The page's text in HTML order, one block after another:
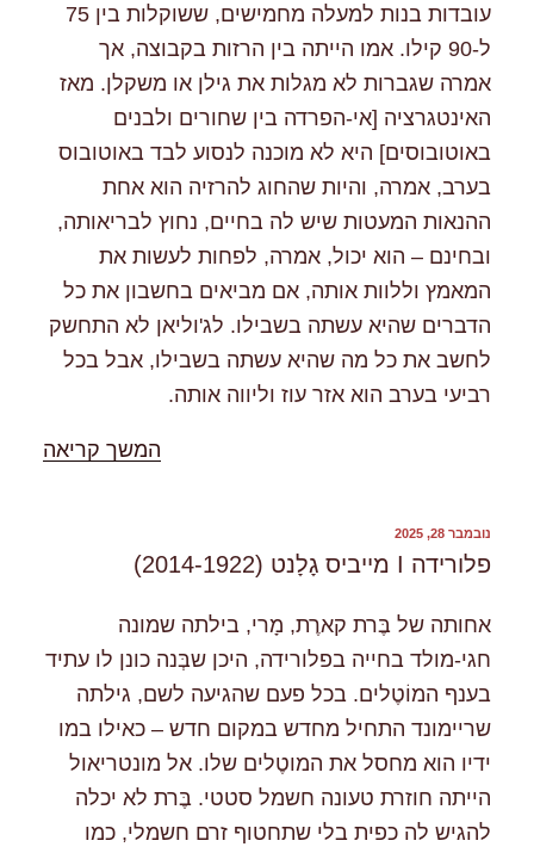
עובדות בנות למעלה מחמישים, ששוקלות בין 75
ל-90 קילו. אמו הייתה בין הרזות בקבוצה, אך
אמרה שגברות לא מגלות את גילן או משקלן. מאז
האינטגרציה [אי-הפרדה בין שחורים ולבנים
באוטובוסים] היא לא מוכנה לנסוע לבד באוטובוס
בערב, אמרה, והיות שהחוג להרזיה הוא אחת
ההנאות המעטות שיש לה בחיים, נחוץ לבריאותה,
ובחינם – הוא יכול, אמרה, לפחות לעשות את
המאמץ וללוות אותה, אם מביאים בחשבון את כל
הדברים שהיא עשתה בשבילו. לג'וליאן לא התחשק
לחשב את כל מה שהיא עשתה בשבילו, אבל בכל
רביעי בערב הוא אזר עוז וליווה אותה.
המשך קריאה
פורסם
נובמבר 28, 2025
פלורידה I מייביס גָלָנט (2014-1922)
אחותה של בֶּרת קארֶת, מָרי, בילתה שמונה
חגי-מולד בחייה בפלורידה, היכן שבְּנה כונן לו עתיד
בענף המוֹטֶלים. בכל פעם שהגיעה לשם, גילתה
שריימונד התחיל מחדש במקום חדש – כאילו במו
ידיו הוא מחסל את המוטֶלים שלו. אל מונטריאול
הייתה חוזרת טעונה חשמל סטטי. בֶּרת לא יכלה
להגיש לה כפית בלי שתחטוף זרם חשמלי, כמו